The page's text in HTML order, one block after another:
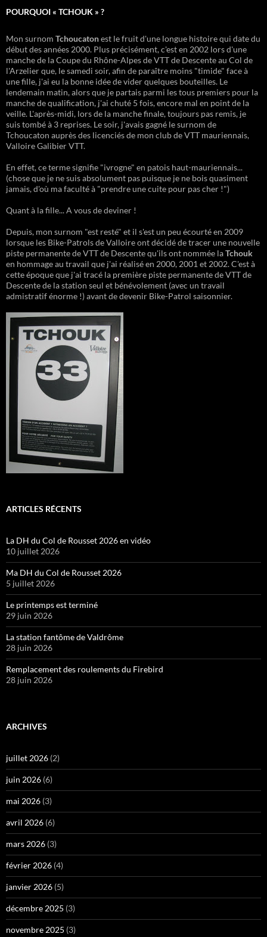
POURQUOI « TCHOUK » ?
Mon surnom Tchoucatonest le fruit d'une longue histoire qui date du
début des années 2000. Plus précisément, c'est en 2002 lors d'une
manche de la Coupe du Rhône-Alpes de VTT de Descente au Col de
l'Arzelier que, le samedi soir, afin de paraître moins "timide" face à
une fille, j'ai eu la bonne idée de vider quelques bouteilles. Le
lendemain matin, alors que je partais parmi les tous premiers pour la
manche de qualification, j'ai chuté 5 fois, encore mal en point de la
veille. L'après-midi, lors de la manche finale, toujours pas remis, je
suis tombé à 3 reprises. Le soir, j'avais gagné le surnom de
Tchoucaton auprès des licenciés de mon club de VTT mauriennais,
Valloire Galibier VTT.
En effet, ce terme signifie "ivrogne" en patois haut-mauriennais...
(chose que je ne suis absolument pas puisque je ne bois quasiment
jamais, d'où ma faculté à "prendre une cuite pour pas cher !")
Quant à la fille... A vous de deviner !
Depuis, mon surnom "est resté" et il s'est un peu écourté en 2009
lorsque les Bike-Patrols de Valloire ont décidé de tracer une nouvelle
piste permanente de VTT de Descente qu'ils ont nommée laTchouk
en hommage au travail que j'ai réalisé en 2000, 2001 et 2002. C'est à
cette époque que j'ai tracé la première piste permanente de VTT de
Descente de la station seul et bénévolement (avec un travail
admistratif énorme !) avant de devenir Bike-Patrol saisonnier.
ARTICLES RÉCENTS
La DH du Col de Rousset 2026 en vidéo
10 juillet 2026
Ma DH du Col de Rousset 2026
5 juillet 2026
Le printemps est terminé
29 juin 2026
La station fantôme de Valdrôme
28 juin 2026
Remplacement des roulements du Firebird
28 juin 2026
ARCHIVES
juillet 2026 (2)
juin 2026 (6)
mai 2026 (3)
avril 2026 (6)
mars 2026 (3)
février 2026 (4)
janvier 2026 (5)
décembre 2025 (3)
novembre 2025 (3)